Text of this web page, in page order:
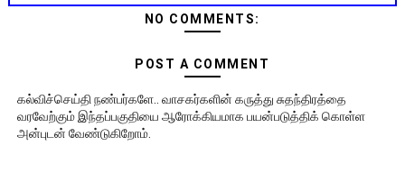
NO COMMENTS:
POST A COMMENT
கல்விச்செய்தி நண்பர்களே.. வாசகர்களின் கருத்து சுதந்திரத்தை
வரவேற்கும் இந்தப்பகுதியை ஆரோக்கியமாக பயன்படுத்திக் கொள்ள
அன்புடன் வேண்டுகிறோம்.